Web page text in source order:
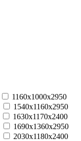
1160х1000х2950
1540х1160х2950
1630х1170х2400
1690х1360х2950
2030х1180х2400